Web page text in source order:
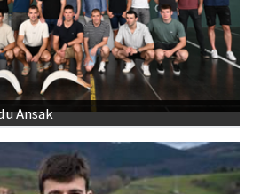
Ansak